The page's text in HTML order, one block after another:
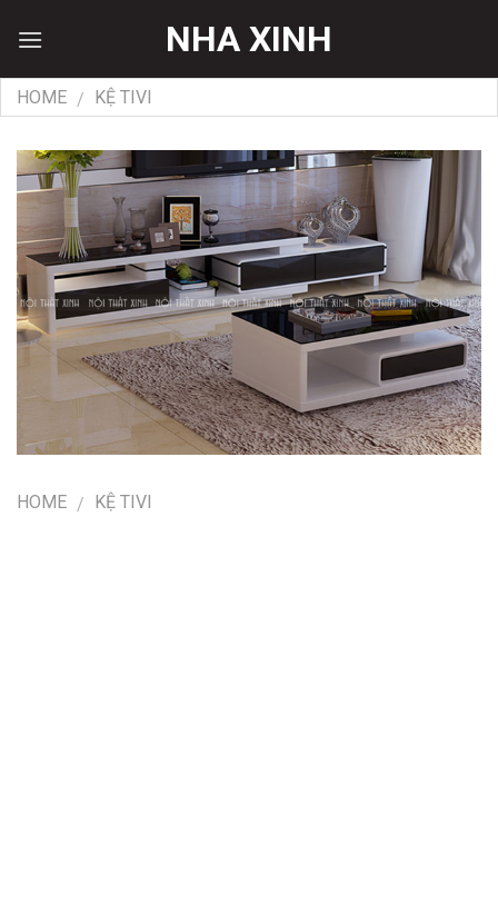
NHA XINH
HOME / KỆ TIVI
HOME / KỆ TIVI